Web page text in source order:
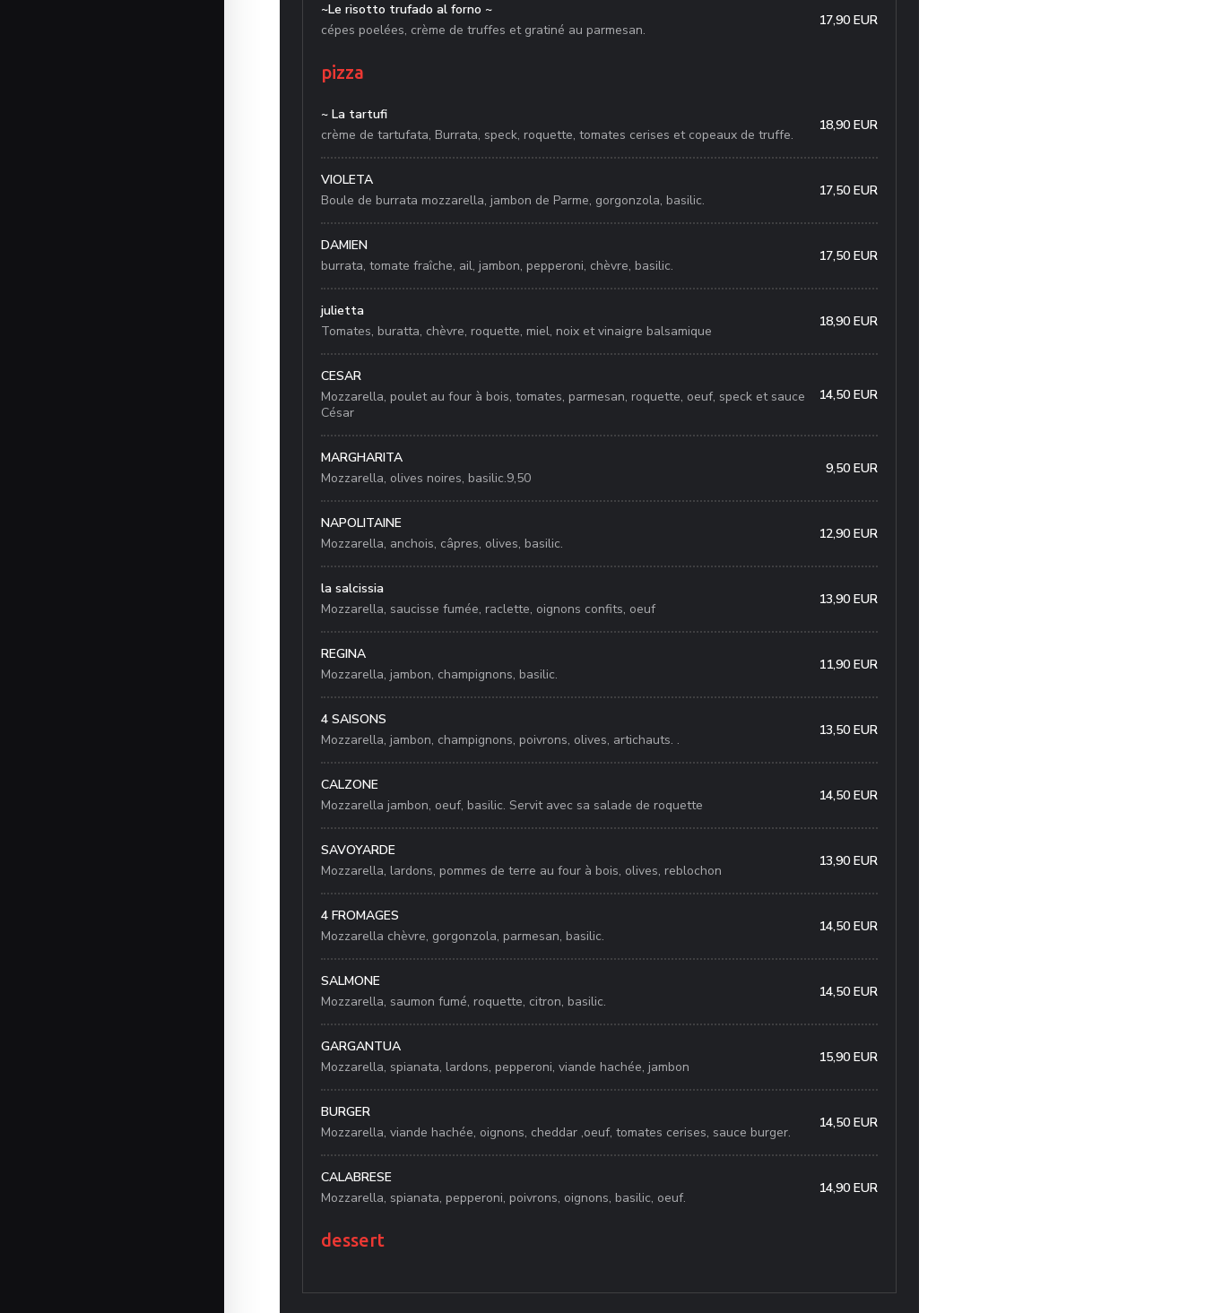
~Le risotto trufado al forno ~
cépes poelées, crème de truffes et gratiné au parmesan.
17,90 EUR
pizza
~ La tartufi
crème de tartufata, Burrata, speck, roquette, tomates cerises et copeaux de truffe.
18,90 EUR
VIOLETA
Boule de burrata mozzarella, jambon de Parme, gorgonzola, basilic.
17,50 EUR
DAMIEN
burrata, tomate fraîche, ail, jambon, pepperoni, chèvre, basilic.
17,50 EUR
julietta
Tomates, buratta, chèvre, roquette, miel, noix et vinaigre balsamique
18,90 EUR
CESAR
Mozzarella, poulet au four à bois, tomates, parmesan, roquette, oeuf, speck et sauce
César
14,50 EUR
MARGHARITA
Mozzarella, olives noires, basilic.9,50
9,50 EUR
NAPOLITAINE
Mozzarella, anchois, câpres, olives, basilic.
12,90 EUR
la salcissia
Mozzarella, saucisse fumée, raclette, oignons confits, oeuf
13,90 EUR
REGINA
Mozzarella, jambon, champignons, basilic.
11,90 EUR
4 SAISONS
Mozzarella, jambon, champignons, poivrons, olives, artichauts. .
13,50 EUR
CALZONE
Mozzarella jambon, oeuf, basilic. Servit avec sa salade de roquette
14,50 EUR
SAVOYARDE
Mozzarella, lardons, pommes de terre au four à bois, olives, reblochon
13,90 EUR
4 FROMAGES
Mozzarella chèvre, gorgonzola, parmesan, basilic.
14,50 EUR
SALMONE
Mozzarella, saumon fumé, roquette, citron, basilic.
14,50 EUR
GARGANTUA
Mozzarella, spianata, lardons, pepperoni, viande hachée, jambon
15,90 EUR
BURGER
Mozzarella, viande hachée, oignons, cheddar ,oeuf, tomates cerises, sauce burger.
14,50 EUR
CALABRESE
Mozzarella, spianata, pepperoni, poivrons, oignons, basilic, oeuf.
14,90 EUR
dessert